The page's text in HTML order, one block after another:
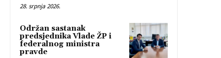
28. srpnja 2026.
Održan sastanak
predsjednika Vlade ŽP i
federalnog ministra
pravde